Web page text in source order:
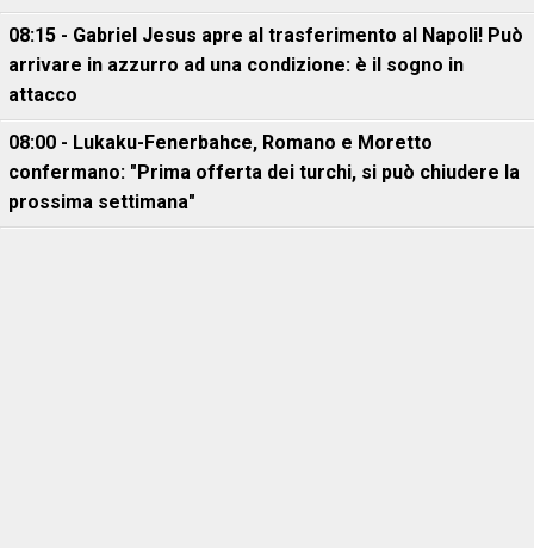
08:15 - Gabriel Jesus apre al trasferimento al Napoli! Può
arrivare in azzurro ad una condizione: è il sogno in
attacco
08:00 - Lukaku-Fenerbahce, Romano e Moretto
confermano: "Prima offerta dei turchi, si può chiudere la
prossima settimana"